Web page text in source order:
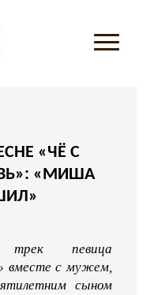
«ЧЁ С
«МИША
трек певица
вместе с мужем,
сыном